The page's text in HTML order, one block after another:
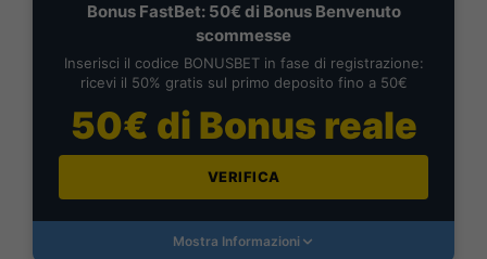
Bonus FastBet: 50€ di Bonus Benvenuto
scommesse
Inserisci il codice BONUSBET in fase di registrazione:
ricevi il 50% gratis sul primo deposito fino a 50€
50€ di Bonus reale
VERIFICA
Mostra Informazioni